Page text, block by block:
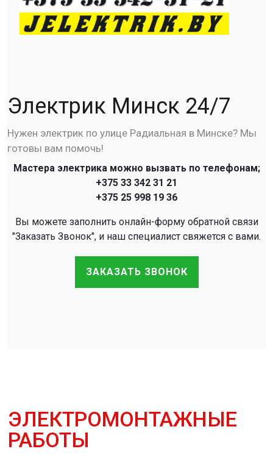
Электрик Минск 24/7
Нужен электрик по улице Радиальная в Минске? Мы
готовы вам помочь!
Мастера электрика можно вызвать по телефонам;
+375 33 342 31 21
+375 25 998 19 36
Вы можете заполнить онлайн-форму обратной связи
"Заказать Звонок", и наш специалист свяжется с вами.
ЗАКАЗАТЬ ЗВОНОК
ЭЛЕКТРОМОНТАЖНЫЕ
РАБОТЫ